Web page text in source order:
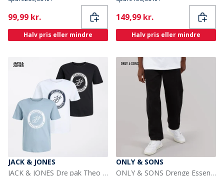
Current
99,99 kr.
Halv pris eller mindre
Current
149,99 kr.
Halv pris eller mindre
JACK & JONES
JACK & JONES Dre pak Theo T-shirts til Drenge Multi
ONLY & SONS
ONLY & SONS Drenge Essential Polo Shirt Washed Black